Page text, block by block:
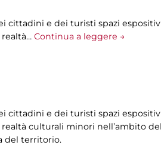
e dei turisti spazi
Continua a leggere →
e dei turisti spazi
culturali minori nell’ambito
del territorio.